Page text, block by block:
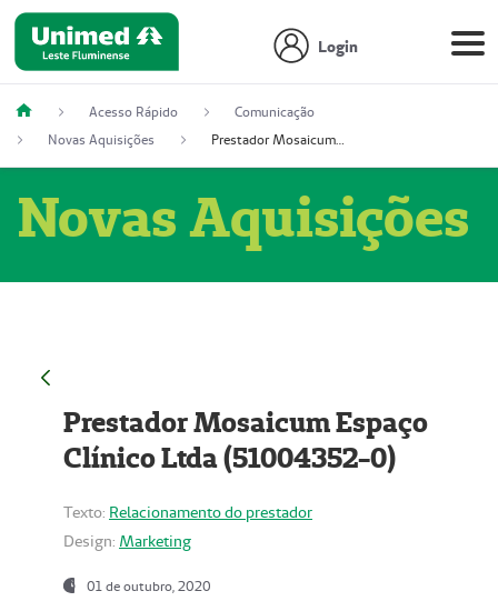
Login
Acesso Rápido
Comunicação
Novas Aquisições
Prestador Mosaicum Espaço Clínico Ltda (51004352-0)
Novas Aquisições
Prestador Mosaicum Espaço
Clínico Ltda (51004352-0)
Texto: Relacionamento do prestador
Design: Marketing
01 de outubro, 2020